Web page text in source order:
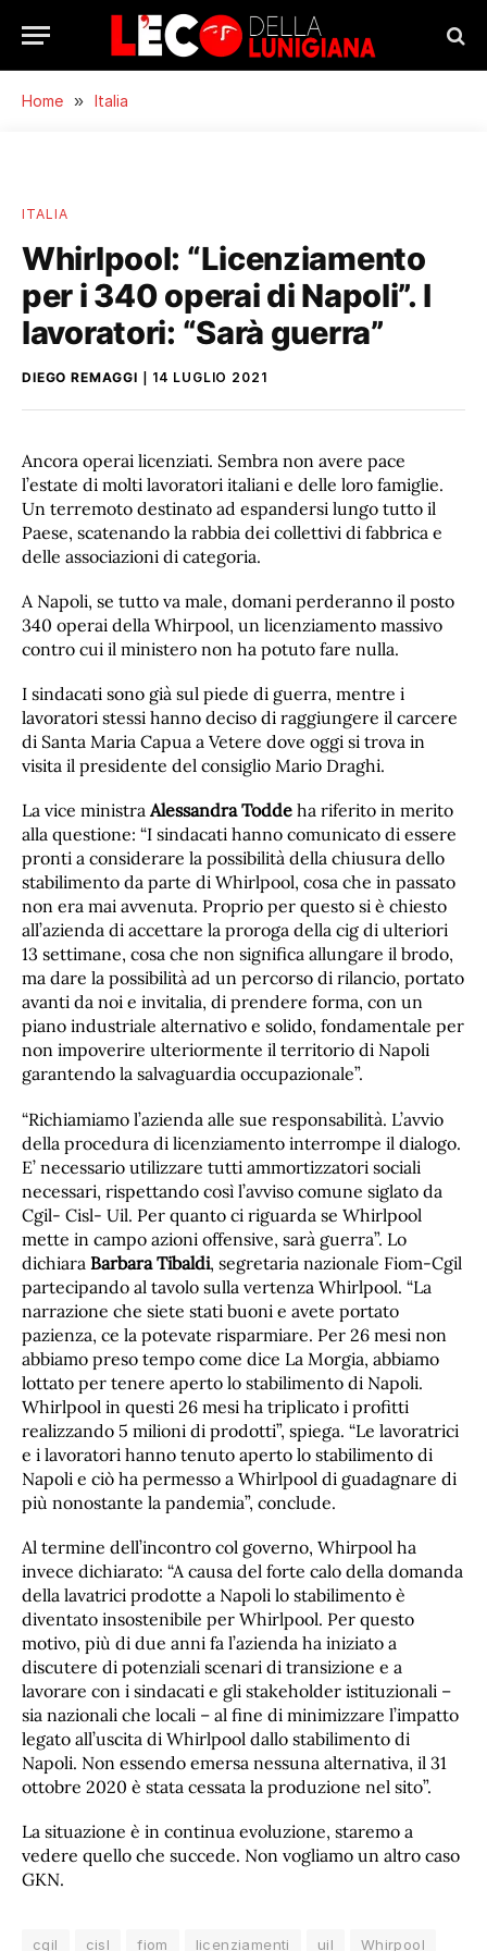
Home » Italia
ITALIA
Whirlpool: “Licenziamento
per i 340 operai di Napoli”. I
lavoratori: “Sarà guerra”
DIEGO REMAGGI 14 LUGLIO 2021
Ancora operai licenziati. Sembra non avere pace
l’estate di molti lavoratori italiani e delle loro famiglie.
Un terremoto destinato ad espandersi lungo tutto il
Paese, scatenando la rabbia dei collettivi di fabbrica e
delle associazioni di categoria.
A Napoli, se tutto va male, domani perderanno il posto
340 operai della Whirpool, un licenziamento massivo
contro cui il ministero non ha potuto fare nulla.
I sindacati sono già sul piede di guerra, mentre i
lavoratori stessi hanno deciso di raggiungere il carcere
di Santa Maria Capua a Vetere dove oggi si trova in
visita il presidente del consiglio Mario Draghi.
La vice ministraAlessandra Todde ha riferito in merito
alla questione: “I sindacati hanno comunicato di essere
pronti a considerare la possibilità della chiusura dello
stabilimento da parte di Whirlpool, cosa che in passato
non era mai avvenuta. Proprio per questo si è chiesto
all’azienda di accettare la proroga della cig di ulteriori
13 settimane, cosa che non significa allungare il brodo,
ma dare la possibilità ad un percorso di rilancio, portato
avanti da noi e invitalia, di prendere forma, con un
piano industriale alternativo e solido, fondamentale per
non impoverire ulteriormente il territorio di Napoli
garantendo la salvaguardia occupazionale”.
“Richiamiamo l’azienda alle sue responsabilità. L’avvio
della procedura di licenziamento interrompe il dialogo.
E’ necessario utilizzare tutti ammortizzatori sociali
necessari, rispettando così l’avviso comune siglato da
Cgil- Cisl- Uil. Per quanto ci riguarda se Whirlpool
mette in campo azioni offensive, sarà guerra”. Lo
dichiara Barbara Tibaldi, segretaria nazionale Fiom-Cgil
partecipando al tavolo sulla vertenza Whirlpool. “La
narrazione che siete stati buoni e avete portato
pazienza, ce la potevate risparmiare. Per 26 mesi non
abbiamo preso tempo come dice La Morgia, abbiamo
lottato per tenere aperto lo stabilimento di Napoli.
Whirlpool in questi 26 mesi ha triplicato i profitti
realizzando 5 milioni di prodotti”, spiega. “Le lavoratrici
e i lavoratori hanno tenuto aperto lo stabilimento di
Napoli e ciò ha permesso a Whirlpool di guadagnare di
più nonostante la pandemia”, conclude.
Al termine dell’incontro col governo, Whirpool ha
invece dichiarato: “A causa del forte calo della domanda
della lavatrici prodotte a Napoli lo stabilimento è
diventato insostenibile per Whirlpool. Per questo
motivo, più di due anni fa l’azienda ha iniziato a
discutere di potenziali scenari di transizione e a
lavorare con i sindacati e gli stakeholder istituzionali –
sia nazionali che locali – al fine di minimizzare l’impatto
legato all’uscita di Whirlpool dallo stabilimento di
Napoli. Non essendo emersa nessuna alternativa, il 31
ottobre 2020 è stata cessata la produzione nel sito”.
La situazione è in continua evoluzione, staremo a
vedere quello che succede. Non vogliamo un altro caso
GKN.
cgil cisl fiom licenziamenti uil Whirpool